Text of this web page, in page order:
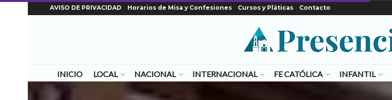
AVISO DE PRIVACIDAD Horarios de Misa y Confesiones Cursos y Pláticas Contacto
INICIO LOCAL NACIONAL INTERNACIONAL FE CATÓLICA INFANTIL